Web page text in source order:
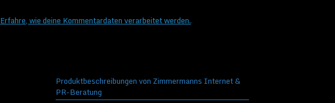
Erfahre, wie deine Kommentardaten verarbeitet werden..
Produktbeschreibungen von Zimmermanns Internet &
PR-Beratung